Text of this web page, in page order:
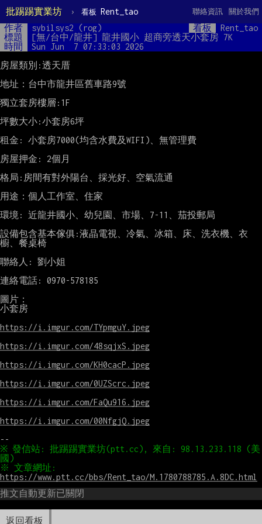
批踢踢實業坊 › 看板 Rent_tao 關於我們
聯絡資訊
返回看板
作者 sybilsys2 (rog) 看板
Rent_tao
標題
[無/台中/龍井] 龍井國小 超商旁透天小套房 7K
時間
Sun Jun  7 07:33:03 2026
房屋類別:透天厝
地址：台中市龍井區舊車路9號
獨立套房樓層:1F
坪數大小:小套房6坪
租金: 小套房7000(均含水費及WIFI)、無管理費
房屋押金: 2個月
格局:房間有對外陽台、採光好、空氣流通
用途：個人工作室、住家
環境: 近龍井國小、幼兒園、市場、7-11、茄投郵局
設備包含基本傢俱:液晶電視、冷氣、冰箱、床、洗衣機、衣
櫥、餐桌椅
聯絡人: 劉小姐
連絡電話: 0970-578185
圖片：
小套房
https://i.imgur.com/TYpmguY.jpeg
https://i.imgur.com/48sqjxS.jpeg
https://i.imgur.com/KH0cacP.jpeg
https://i.imgur.com/0UZScrc.jpeg
https://i.imgur.com/FaQu916.jpeg
https://i.imgur.com/00NfgjQ.jpeg
※ 發信站: 批踢踢實業坊(ptt.cc), 來自: 98.13.233.118 (美
https://www.ptt.cc/bbs/Rent_tao/M.1780788785.A.8DC.html
推文自動更新已關閉